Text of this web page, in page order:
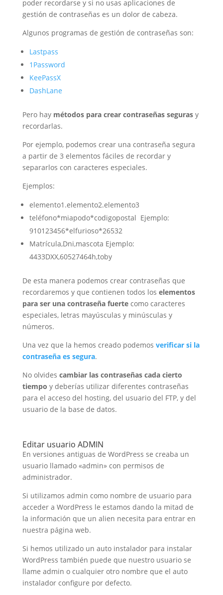
poder recordarse y si no usas aplicaciones de
gestión de contraseñas es un dolor de cabeza.
Algunos programas de gestión de contraseñas son:
Lastpass
1Password
KeePassX
DashLane
Pero hay métodos para crear contraseñas segurasy
recordarlas.
Por ejemplo, podemos crear una contraseña segura
a partir de 3 elementos fáciles de recordar y
separarlos con caracteres especiales.
Ejemplos:
elemento1.elemento2.elemento3
teléfono*miapodo*codigopostal Ejemplo:
910123456*elfurioso*26532
Matrícula,Dni,mascota Ejemplo:
4433DXX,60527464h,toby
De esta manera podemos crear contraseñas que
recordaremos y que contienen todos los elementos
para ser una contraseña fuertecomo caracteres
especiales, letras mayúsculas y minúsculas y
números.
Una vez que la hemos creado podemos verificar si la
contraseña es segura.
No olvides cambiar las contraseñas cada cierto
tiempo y deberías utilizar diferentes contraseñas
para el acceso del hosting, del usuario del FTP, y del
usuario de la base de datos.
Editar usuario ADMIN
En versiones antiguas de WordPress se creaba un
usuario llamado «admin» con permisos de
administrador.
Si utilizamos admin como nombre de usuario para
acceder a WordPress le estamos dando la mitad de
la información que un alien necesita para entrar en
nuestra página web.
Si hemos utilizado un auto instalador para instalar
WordPress también puede que nuestro usuario se
llame admin o cualquier otro nombre que el auto
instalador configure por defecto.